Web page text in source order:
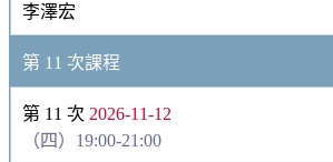
李澤宏
第 11 次課程
第 11 次 2026-11-12
（四）19:00-21:00